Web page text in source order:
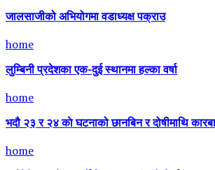
जालसाजीको अभियोगमा वडाध्यक्ष पक्राउ
home
लुम्बिनी प्रदेशका एक-दुई स्थानमा हल्का वर्षा
home
भदौ २३ र २४ काे घटनाको छानबिन र दोषीमाथि
home